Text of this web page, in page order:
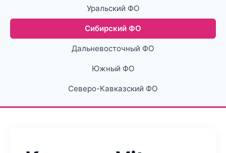
Уральский ФО
Сибирский ФО
Дальневосточный ФО
Южный ФО
Северо-Кавказский ФО